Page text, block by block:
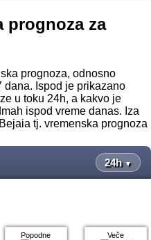
prognoza za
prognoza, odnosno
dana. Ispod je prikazano
u toku 24h, a kakvo je
ispod vreme danas. Iza
tj. vremenska prognoza
24h ▼
Popodne Veče